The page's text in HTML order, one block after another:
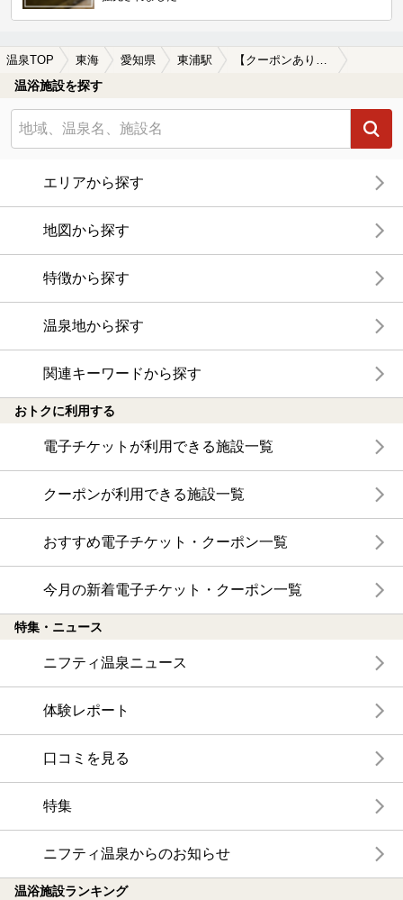
温泉TOP 東海 愛知県 東浦駅 【クーポンあり】駅近（徒歩10分以内）の東浦駅近くの温泉、日帰り温泉、スーパー銭湯おすすめ
温浴施設を探す
エリアから探す
地図から探す
特徴から探す
温泉地から探す
関連キーワードから探す
おトクに利用する
電子チケットが利用できる施設一覧
クーポンが利用できる施設一覧
おすすめ電子チケット・クーポン一覧
今月の新着電子チケット・クーポン一覧
特集・ニュース
ニフティ温泉ニュース
体験レポート
口コミを見る
特集
ニフティ温泉からのお知らせ
温浴施設ランキング